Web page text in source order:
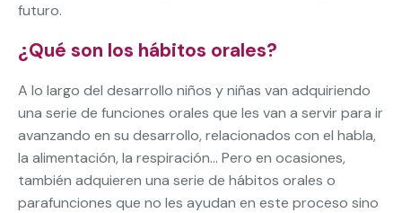
futuro.
¿Qué son los hábitos orales?
A lo largo del desarrollo niños y niñas van adquiriendo
una serie de funciones orales que les van a servir para ir
avanzando en su desarrollo, relacionados con el habla,
la alimentación, la respiración… Pero en ocasiones,
también adquieren una serie de hábitos orales o
parafunciones que no les ayudan en este proceso sino